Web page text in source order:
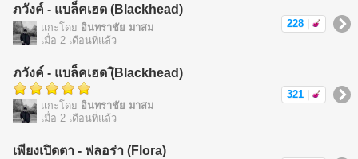
ภวังค์ - แบล็คเฮด (Blackhead)
แกะโดย อินทราชัย มาสม
เมื่อ 2 เดือนที่แล้ว
228
ภวังค์ - แบล็คเฮด (ฺิBlackhead)
แกะโดย อินทราชัย มาสม
เมื่อ 2 เดือนที่แล้ว
321
เพียงเปิดตา - ฟลอร่า (Flora)